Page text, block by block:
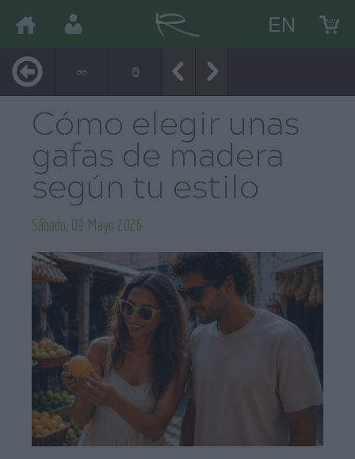
EN
Cómo elegir unas
gafas de madera
según tu estilo
Sábado, 09 Mayo 2026